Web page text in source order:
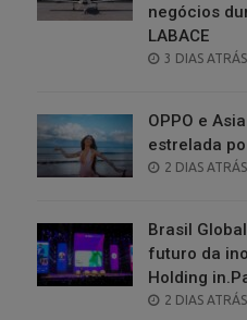
negócios
LABACE
POSTED
3 DIAS ATRÁS
OPPO e
estrelada
POSTED
2 DIAS ATRÁS
Brasil
futuro da
Holding
POSTED
2 DIAS ATRÁS